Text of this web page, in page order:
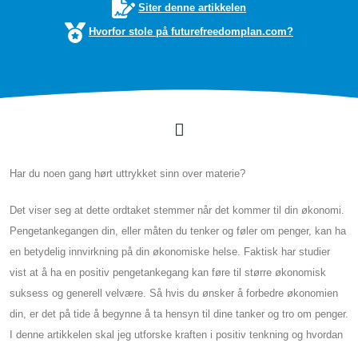
Siter denne artikkelen
Hvorfor stole på futurefreedomplan.com?
Har du noen gang hørt uttrykket sinn over materie?
Det viser seg at dette ordtaket stemmer når det kommer til din økonomi.
Pengetankegangen din, eller måten du tenker og føler om penger, kan ha
en betydelig innvirkning på din økonomiske helse. Faktisk har studier
vist at å ha en positiv pengetankegang kan føre til større økonomisk
suksess og generell velvære. Så hvis du ønsker å forbedre økonomien
din, er det på tide å begynne å ta hensyn til dine tanker og tro om penger.
I denne artikkelen skal jeg utforske kraften i positiv tenkning og hvordan